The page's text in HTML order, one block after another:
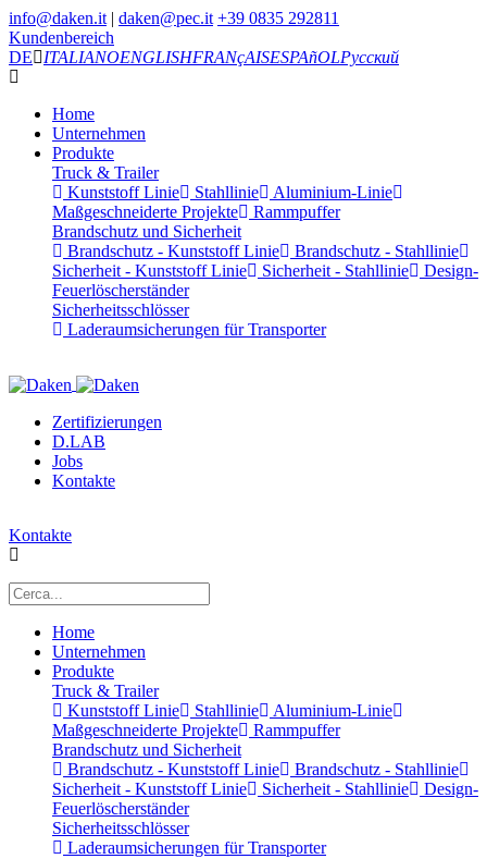
info@daken.it | daken@pec.it +39 0835 292811
Kundenbereich
DE
ITALIANOENGLISHFRANçAISESPAñOLРусский
Home
Unternehmen
Produkte
Truck & Trailer
Kunststoff Linie
Stahllinie
Aluminium-Linie
Maßgeschneiderte Projekte
Rammpuffer
Brandschutz und Sicherheit
Brandschutz - Kunststoff Linie
Brandschutz - Stahllinie
Sicherheit - Kunststoff Linie
Sicherheit - Stahllinie
Design-
Feuerlöscherständer
Sicherheitsschlösser
Laderaumsicherungen für Transporter
Zertifizierungen
D.LAB
Jobs
Kontakte
Kontakte
Home
Unternehmen
Produkte
Truck & Trailer
Kunststoff Linie
Stahllinie
Aluminium-Linie
Maßgeschneiderte Projekte
Rammpuffer
Brandschutz und Sicherheit
Brandschutz - Kunststoff Linie
Brandschutz - Stahllinie
Sicherheit - Kunststoff Linie
Sicherheit - Stahllinie
Design-
Feuerlöscherständer
Sicherheitsschlösser
Laderaumsicherungen für Transporter